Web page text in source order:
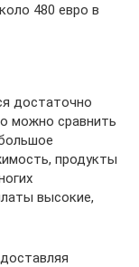
480 евро в
достаточно
можно сравнить
продукты
высокие,